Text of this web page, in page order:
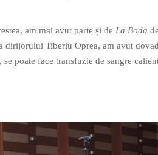
am mai avut parte și de La Boda
dirijorului Tiberiu Oprea, am avut
poate face transfuzie de sangre